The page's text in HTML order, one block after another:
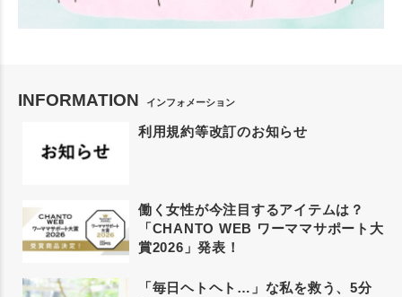
INFORMATION インフォメーション
利用規約等改訂のお知らせ
働く女性が今注目するアイテムは？
「CHANTO WEB ワーママサポート大
賞2026」発表！
「毎日ヘトヘト…」な私を救う、5分